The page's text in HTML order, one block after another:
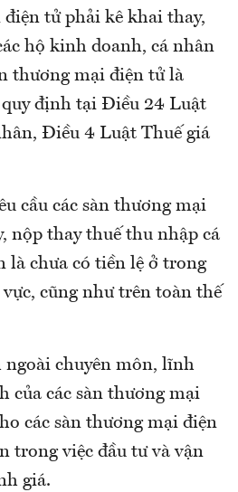
điện tử phải kê khai thay,
hộ kinh doanh, cá nhân
thương mại điện tử là
định tại Điều 24 Luật
Điều 4 Luật Thuế giá
cầu các sàn thương mại
nộp thay thuế thu nhập cá
là chưa có tiền lệ ở trong
cũng như trên toàn thế
ngoài chuyên môn, lĩnh
của các sàn thương mại
các sàn thương mại điện
trong việc đầu tư và vận
giá.